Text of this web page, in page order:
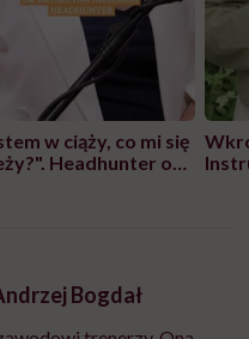
w ciąży, co mi się
Headhunter o
Bogdał